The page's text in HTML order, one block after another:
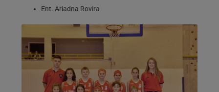
Ent. Ariadna Rovira